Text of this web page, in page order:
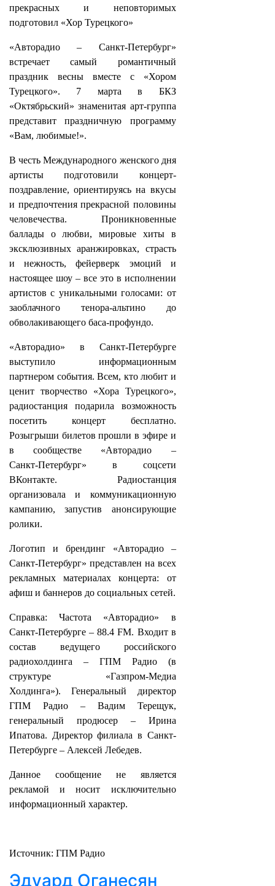
прекрасных и неповторимых
подготовил «Хор Турецкого»
«Авторадио – Санкт‑Петербург»
встречает самый романтичный
праздник весны вместе с «Хором
Турецкого». 7 марта в БКЗ
«Октябрьский» знаменитая арт-группа
представит праздничную программу
«Вам, любимые!».
В честь Международного женского дня
артисты подготовили концерт-
поздравление, ориентируясь на вкусы
и предпочтения прекрасной половины
человечества. Проникновенные
баллады о любви, мировые хиты в
эксклюзивных аранжировках, страсть
и нежность, фейерверк эмоций и
настоящее шоу – все это в исполнении
артистов с уникальными голосами: от
заоблачного тенора-альтино до
обволакивающего баса-профундо.
«Авторадио» в Санкт‑Петербурге
выступило информационным
партнером события. Всем, кто любит и
ценит творчество «Хора Турецкого»,
радиостанция подарила возможность
посетить концерт бесплатно.
Розыгрыши билетов прошли в эфире и
в сообществе «Авторадио –
Санкт‑Петербург» в соцсети
ВКонтакте. Радиостанция
организовала и коммуникационную
кампанию, запустив анонсирующие
ролики.
Логотип и брендинг «Авторадио –
Санкт‑Петербург» представлен на всех
рекламных материалах концерта: от
афиш и баннеров до социальных сетей.
Справка: Частота «Авторадио» в
Санкт-Петербурге – 88.4 FM. Входит в
состав ведущего российского
радиохолдинга – ГПМ Радио (в
структуре «Газпром-Медиа
Холдинга»). Генеральный директор
ГПМ Радио – Вадим Терещук,
генеральный продюсер – Ирина
Ипатова. Директор филиала в Санкт-
Петербурге – Алексей Лебедев.
Данное сообщение не является
рекламой и носит исключительно
информационный характер.
Источник: ГПМ Радио
Эдуард Оганесян